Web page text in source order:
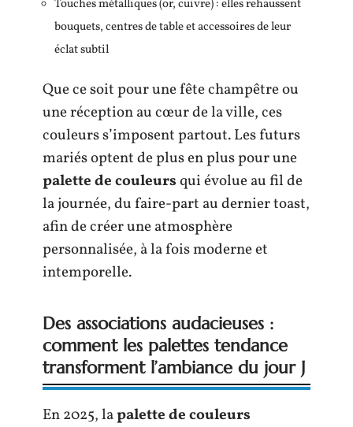
Touches métalliques (or, cuivre) : elles rehaussent
bouquets, centres de table et accessoires de leur
éclat subtil
Que ce soit pour une fête champêtre ou
une réception au cœur de la ville, ces
couleurs s’imposent partout. Les futurs
mariés optent de plus en plus pour une
palette de couleursqui évolue au fil de
la journée, du faire-part au dernier toast,
afin de créer une atmosphère
personnalisée, à la fois moderne et
intemporelle.
Des associations audacieuses :
comment les palettes tendance
transforment l’ambiance du jour J
En 2025, lapalette de couleurs